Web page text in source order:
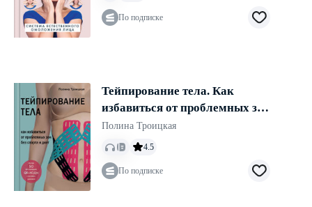
По подписке
Тейпирование тела. Как
избавиться от проблемных зон
без спорта и диет
Полина Троицкая
4.5
По подписке